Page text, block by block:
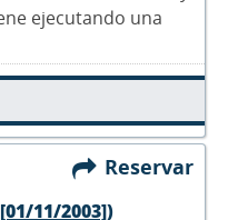
ejecutando una
Reservar
11/2003])